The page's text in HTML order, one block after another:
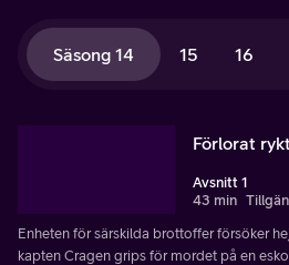
Säsong 14 15 16
Förlorat
Avsnitt 1
43 min
Enheten för särskilda brottoffer försöker
kapten Cragen grips för mordet på en